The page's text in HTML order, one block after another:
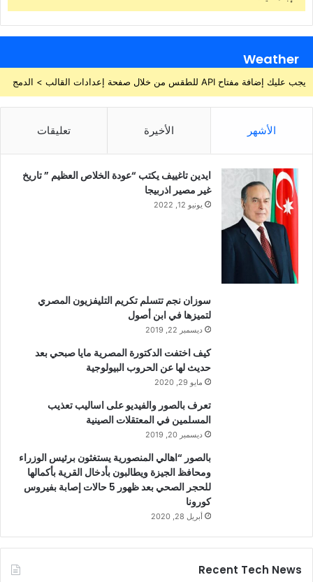
Weather
يجب عليك إضافة مفتاح API للطقس من خلال صفحة إعدادات القالب > الدمج
الأشهر الأخيرة تعليقات
ايدين تاغييف يكتب “عودة الخلاص العظيم ” تاريخ
غير مصير اذربيجا
يونيو 12, 2022
سوزان نجم تتسلم تكريم التليفزيون المصري
لتميزها في ابن أصول
ديسمبر 22, 2019
كيف اختفت الدكتورة المصرية مايا صبحي بعد
حديث لها عن الحروب البيولوجية
مايو 29, 2020
تعرف بالصور والفيديو على اساليب تعذيب
المسلمين في المعتقلات الصينية
ديسمبر 20, 2019
بالصور “اهالي المنصورية يستغثون برئيس الوزراء
ومحافظ الجيزة ويطالبون بأدخال القرية بأكمالها
للحجر الصحي بعد ظهور 5 حالات إصابة بفيروس
كورونا
أبريل 28, 2020
Recent Tech News